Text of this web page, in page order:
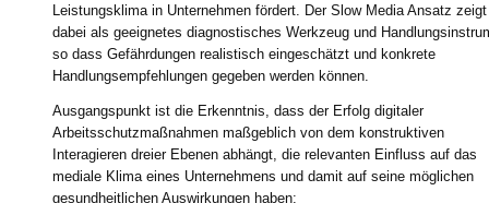
Leistungsklima in Unternehmen fördert. Der Slow Media Ansatz
dabei als geeignetes diagnostisches Werkzeug und
so dass Gefährdungen realistisch eingeschätzt und konkrete
Handlungsempfehlungen gegeben werden können.
Ausgangspunkt ist die Erkenntnis, dass der Erfolg digitaler
Arbeitsschutzmaßnahmen maßgeblich von dem konstruktiven
Interagieren dreier Ebenen abhängt, die relevanten Einfluss auf das
mediale Klima eines Unternehmens und damit auf seine möglichen
gesundheitlichen Auswirkungen haben: